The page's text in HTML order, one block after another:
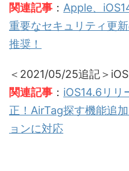
関連記事 ： Apple、
重要なセキュリティ更
推奨！
＜2021/05/25追記＞
関連記事 ： iOS14.6リリ
正！AirTag探す機能追
ョンに対応